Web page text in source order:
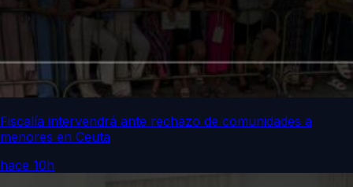
Fiscalía intervendrá ante rechazo de comunidades a
menores en Ceuta
hace 10h